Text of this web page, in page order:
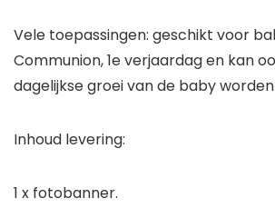
Vele toepassingen: geschikt voor
Communion, 1e verjaardag en kan
dagelijkse groei van de baby
Inhoud levering:
1 x fotobanner.